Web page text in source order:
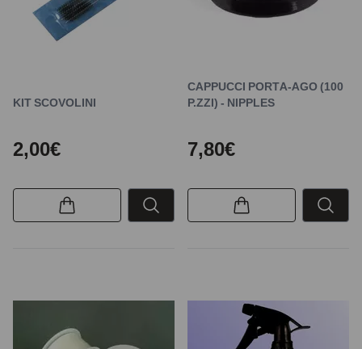
KIT SCOVOLINI
2,00€
CAPPUCCI PORTA-AGO (100
P.ZZI) - NIPPLES
7,80€